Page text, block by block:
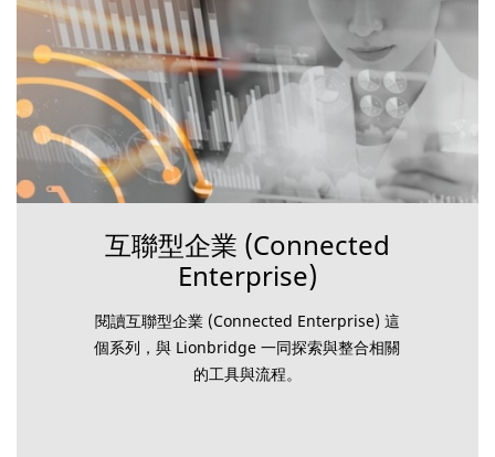
互聯型企業 (Connected
Enterprise)
閱讀互聯型企業 (Connected Enterprise) 這
個系列，與 Lionbridge 一同探索與整合相關
的工具與流程。